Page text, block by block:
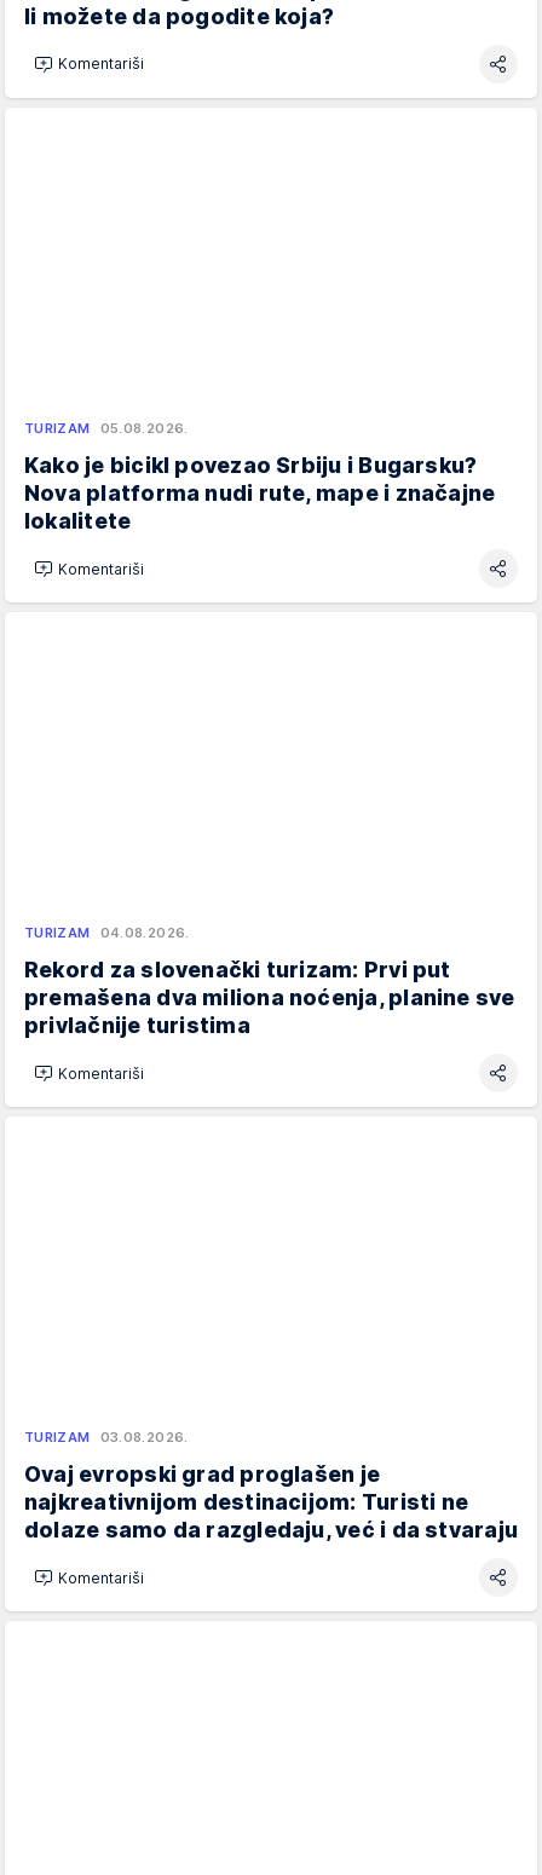
li možete da pogodite koja?
Komentariši
TURIZAM 05.08.2026.
Kako je bicikl povezao Srbiju i Bugarsku?
Nova platforma nudi rute, mape i značajne
lokalitete
Komentariši
TURIZAM 04.08.2026.
Rekord za slovenački turizam: Prvi put
premašena dva miliona noćenja, planine sve
privlačnije turistima
Komentariši
TURIZAM 03.08.2026.
Ovaj evropski grad proglašen je
najkreativnijom destinacijom: Turisti ne
dolaze samo da razgledaju, već i da stvaraju
Komentariši